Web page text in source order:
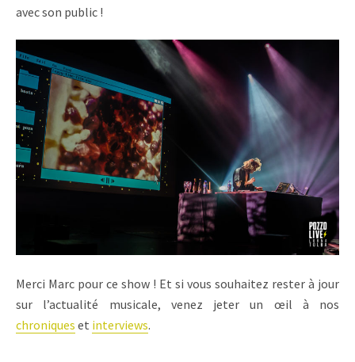
avec son public !
Merci Marc pour ce show ! Et si vous souhaitez rester à jour
sur l’actualité musicale, venez jeter un œil à nos
chroniques et interviews.